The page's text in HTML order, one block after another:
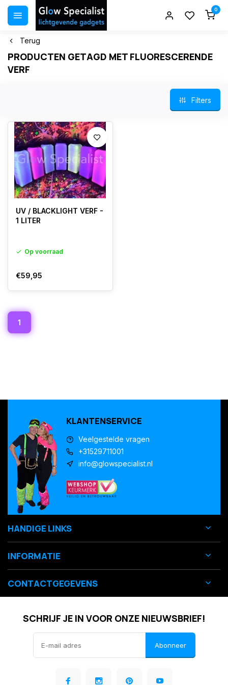
0
Terug
PRODUCTEN GETAGD MET FLUORESCERENDE
VERF
Filters
UV / BLACKLIGHT VERF -
1 LITER
Op voorraad
€59,95
1
KLANTENSERVICE
Veelgestelde vragen
+31529711001
info@glowspecialist.nl
HANDIGE LINKS
INFORMATIE
CONTACTGEGEVENS
SCHRIJF JE IN VOOR ONZE NIEUWSBRIEF!
Abonneer